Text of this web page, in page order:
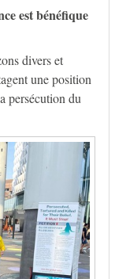
estbénéfique
divers et
une position
persécution du